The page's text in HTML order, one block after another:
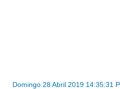
Domingo 28 Abril 2019 14:35:31